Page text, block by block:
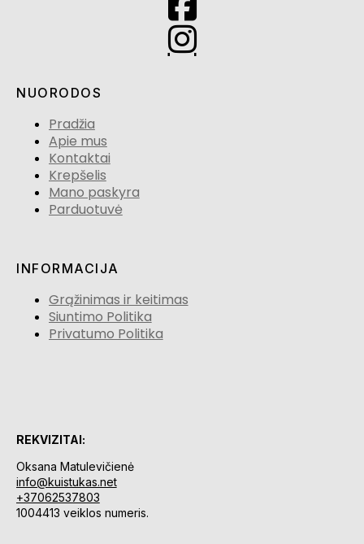
NUORODOS
Pradžia
Apie mus
Kontaktai
Krepšelis
Mano paskyra
Parduotuvė
INFORMACIJA
Grąžinimas ir keitimas
Siuntimo Politika
Privatumo Politika
REKVIZITAI:
Oksana Matulevičienė
info@kuistukas.net
+37062537803
1004413 veiklos numeris.